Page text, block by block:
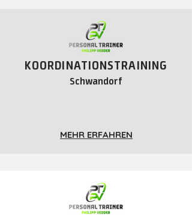
KOORDINATIONSTRAINING
Schwandorf
MEHR ERFAHREN